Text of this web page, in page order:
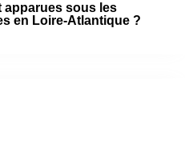
apparues sous les
en Loire-Atlantique ?